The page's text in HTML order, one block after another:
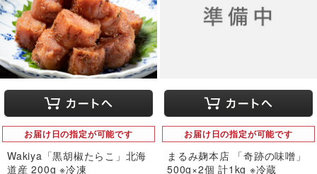
お届け日の指定が可能です
Wakiya「黒胡椒たらこ」北海
道産 200g ※冷凍
お届け日の指定が可能です
まるみ麹本店 「奇跡の味噌」
500g×2個 計1kg ※冷蔵